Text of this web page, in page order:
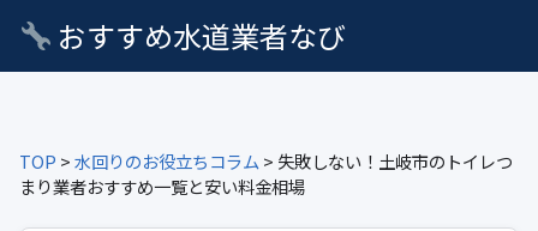
おすすめ水道業者なび
TOP >水回りのお役立ちコラム > 失敗しない！土岐市のトイレつ
まり業者おすすめ一覧と安い料金相場